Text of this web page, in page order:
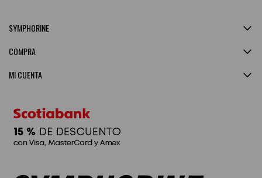
SYMPHORINE
MI CUENTA
COMPRA